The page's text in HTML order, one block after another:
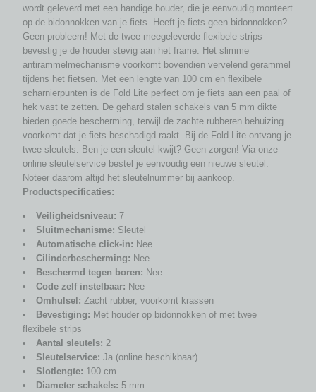
wordt geleverd met een handige houder, die je eenvoudig monteert
op de bidonnokken van je fiets. Heeft je fiets geen bidonnokken?
Geen probleem! Met de twee meegeleverde flexibele strips
bevestig je de houder stevig aan het frame. Het slimme
antirammelmechanisme voorkomt bovendien vervelend gerammel
tijdens het fietsen. Met een lengte van 100 cm en flexibele
scharnierpunten is de Fold Lite perfect om je fiets aan een paal of
hek vast te zetten. De gehard stalen schakels van 5 mm dikte
bieden goede bescherming, terwijl de zachte rubberen behuizing
voorkomt dat je fiets beschadigd raakt. Bij de Fold Lite ontvang je
twee sleutels. Ben je een sleutel kwijt? Geen zorgen! Via onze
online sleutelservice bestel je eenvoudig een nieuwe sleutel.
Noteer daarom altijd het sleutelnummer bij aankoop.
Productspecificaties:
Veiligheidsniveau: 7
Sluitmechanisme: Sleutel
Automatische click-in: Nee
Cilinderbescherming: Nee
Beschermd tegen boren: Nee
Code zelf instelbaar: Nee
Omhulsel: Zacht rubber, voorkomt krassen
Bevestiging: Met houder op bidonnokken of met twee
flexibele strips
Aantal sleutels: 2
Sleutelservice: Ja (online beschikbaar)
Slotlengte: 100 cm
Diameter schakels: 5 mm